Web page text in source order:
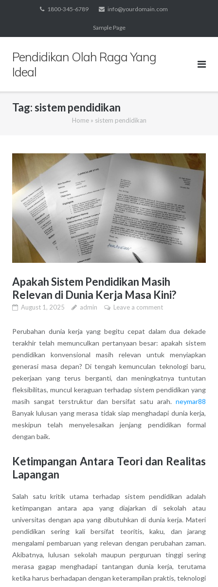
1800-345-6789 info@yourdomain.com
Sample Page
Pendidikan Olah Raga Yang
Ideal
Tag:sistem pendidikan
Home» sistem pendidikan
Apakah Sistem Pendidikan Masih
Relevan di Dunia Kerja Masa Kini?
August 1, 2025 admin Leave a comment
Perubahan dunia kerja yang begitu cepat dalam dua dekade
terakhir telah memunculkan pertanyaan besar: apakah sistem
pendidikan konvensional masih relevan untuk menyiapkan
generasi masa depan? Di tengah kemunculan teknologi baru,
pekerjaan yang terus berganti, dan meningkatnya tuntutan
fleksibilitas, muncul keraguan terhadap sistem pendidikan yang
masih sangat terstruktur dan bersifat satu arah.neymar88
Banyak lulusan yang merasa tidak siap menghadapi dunia kerja,
meskipun telah menyelesaikan jenjang pendidikan formal
dengan baik.
Ketimpangan Antara Teori dan Realitas
Lapangan
Salah satu kritik utama terhadap sistem pendidikan adalah
ketimpangan antara apa yang diajarkan di sekolah atau
universitas dengan apa yang dibutuhkan di dunia kerja. Materi
pendidikan sering kali bersifat teoritis, kaku, dan jarang
mengalami pembaruan yang relevan dengan perubahan zaman.
Akibatnya, lulusan sekolah maupun perguruan tinggi sering
merasa gagap menghadapi tantangan dunia kerja, terutama
ketika harus berhadapan dengan keterampilan praktis, teknologi